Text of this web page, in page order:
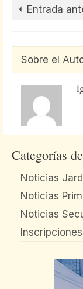
Entrada
Sobre el
Categorías
Noticias
Noticias
Noticias
Inscripciones